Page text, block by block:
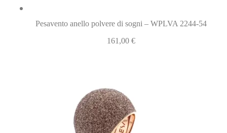
Pesavento anello polvere di sogni – WPLVA 2244-54
161,00 €